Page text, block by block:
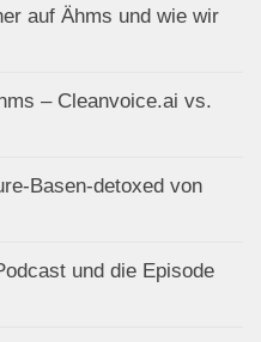
auf Ähms und wie wir
– Cleanvoice.ai vs.
Basen-detoxed von
und die Episode